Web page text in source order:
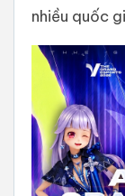
nhiều quốc